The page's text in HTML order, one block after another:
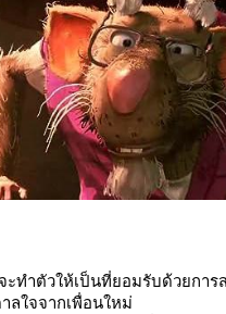
ะทำตัวให้เป็นที่ยอมรับด้วยการ
ลใจจากเพื่อนใหม่